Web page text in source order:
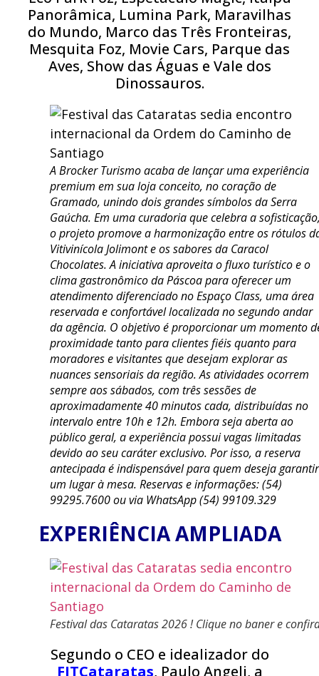
Panorâmica, Lumina Park, Maravilhas
do Mundo, Marco das Três Fronteiras,
Mesquita Foz, Movie Cars, Parque das
Aves, Show das Águas e Vale dos
Dinossauros.
A Brocker Turismo acaba de lançar uma experiência
premium em sua loja conceito, no coração de
Gramado, unindo dois grandes símbolos da Serra
Gaúcha. Em uma curadoria que celebra a
o projeto promove a harmonização entre os rótulos
Vitivinícola Jolimont e os sabores da Caracol
Chocolates. A iniciativa aproveita o fluxo turístico e o
clima gastronômico da Páscoa para oferecer um
atendimento diferenciado no Espaço Class, uma área
reservada e confortável localizada no segundo andar
da agência. O objetivo é proporcionar um momento
proximidade tanto para clientes fiéis quanto para
moradores e visitantes que desejam explorar as
nuances sensoriais da região. As atividades ocorrem
sempre aos sábados, com três sessões de
aproximadamente 40 minutos cada, distribuídas no
intervalo entre 10h e 12h. Embora seja aberta ao
público geral, a experiência possui vagas limitadas
devido ao seu caráter exclusivo. Por isso, a reserva
antecipada é indispensável para quem deseja garantir
um lugar à mesa. Reservas e informações: (54)
99295.7600 ou via WhatsApp (54) 99109.329
EXPERIÊNCIA AMPLIADA
Festival das Cataratas 2026 ! Clique no baner e
Segundo o CEO e idealizador do
FITCataratas, Paulo Angeli, a